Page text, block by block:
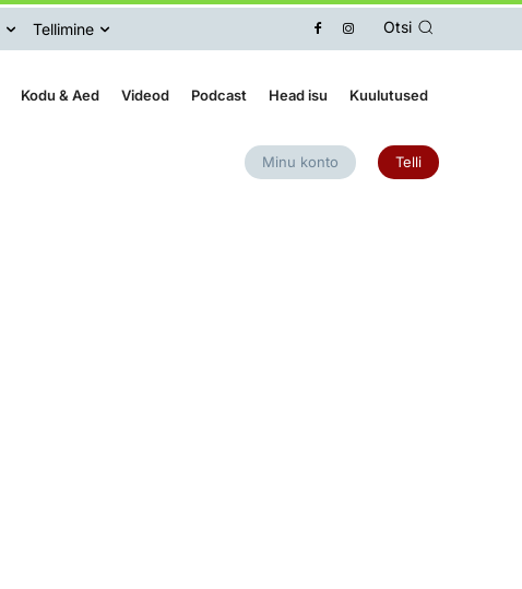
Tellimine Otsi
Kodu & Aed Videod Podcast Head isu Kuulutused
Minu konto Telli